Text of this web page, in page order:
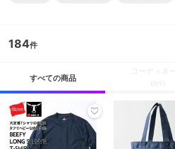
184
すべての商品
(0件)